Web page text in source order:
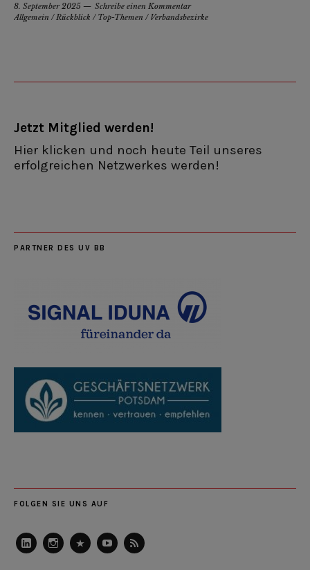
8. September 2025
Schreibe einen Kommentar
Allgemein /Rückblick / Top-Themen / Verbandsbezirke
Jetzt Mitglied werden!
Hier klicken und noch heute Teil unseres
erfolgreichen Netzwerkes werden!
PARTNER DES UV BB
FOLGEN SIE UNS AUF